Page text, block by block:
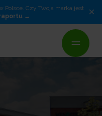
Czy Twoja marka jest
×